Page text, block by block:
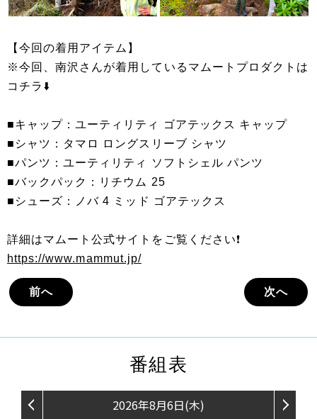
【今回の着用アイテム】
※今回、南沢さんが着用しているマムートプロダクトは
コチラ⬇️
■キャップ：ユーティリティ ゴアテックス キャップ
■シャツ：タマロ ロングスリーブ シャツ
■パンツ：ユーティリティ ソフトシェル パンツ
■バックパック：リチウム 25
■シューズ：ノバ 4 ミッド ゴアテックス
詳細はマムート公式サイトをご覧ください❗️
https://www.mammut.jp/
前へ 次へ
番組表